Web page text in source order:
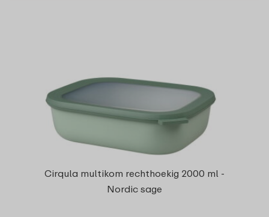
Cirqula multikom rechthoekig 2000 ml -
Nordic sage